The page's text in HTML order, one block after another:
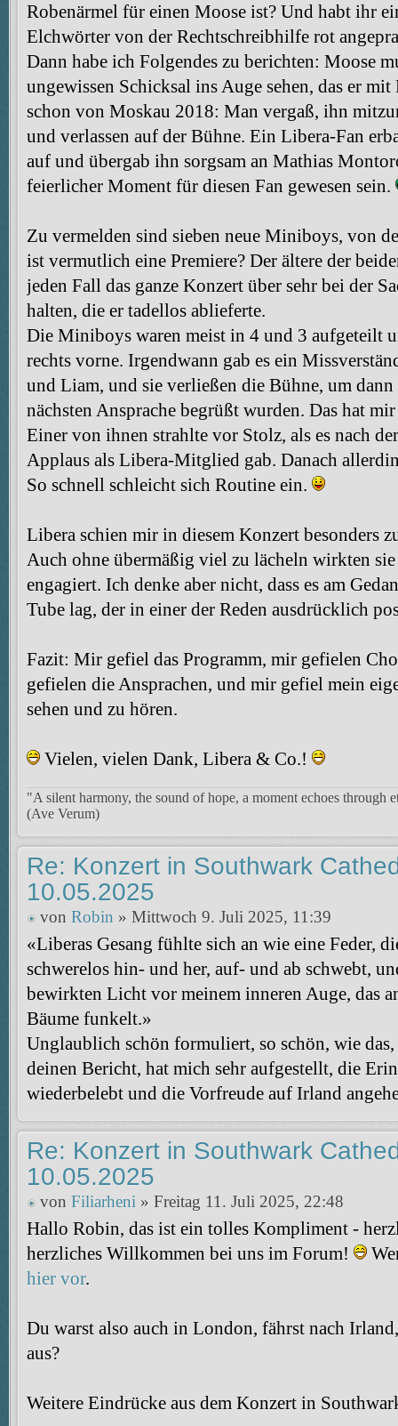
Robenärmel für einen Moose ist? Und habt ihr
Elchwörter von der Rechtschreibhilfe rot
Dann habe ich Folgendes zu berichten: Moose
ungewissen Schicksal ins Auge sehen, das er
schon von Moskau 2018: Man vergaß, ihn
und verlassen auf der Bühne. Ein Libera-Fan
auf und übergab ihn sorgsam an Mathias
feierlicher Moment für diesen Fan gewesen sein.
Zu vermelden sind sieben neue Miniboys, von
ist vermutlich eine Premiere? Der ältere der
jeden Fall das ganze Konzert über sehr bei der
halten, die er tadellos ablieferte.
Die Miniboys waren meist in 4 und 3 aufgeteilt
rechts vorne. Irgendwann gab es ein
und Liam, und sie verließen die Bühne, um dann
nächsten Ansprache begrüßt wurden. Das hat
Einer von ihnen strahlte vor Stolz, als es nach
Applaus als Libera-Mitglied gab. Danach
So schnell schleicht sich Routine ein.
Libera schien mir in diesem Konzert besonders
Auch ohne übermäßig viel zu lächeln wirkten
engagiert. Ich denke aber nicht, dass es am
Tube lag, der in einer der Reden ausdrücklich
Fazit: Mir gefiel das Programm, mir gefielen
gefielen die Ansprachen, und mir gefiel mein
sehen und zu hören.
Vielen, vielen Dank, Libera & Co.!
"A silent harmony, the sound of hope, a moment echoes through
(Ave Verum)
Re: Konzert in Southwark
10.05.2025
von Robin » Mittwoch 9. Juli 2025, 11:39
«Liberas Gesang fühlte sich an wie eine Feder,
schwerelos hin- und her, auf- und ab schwebt,
bewirkten Licht vor meinem inneren Auge, das
Bäume funkelt.»
Unglaublich schön formuliert, so schön, wie
deinen Bericht, hat mich sehr aufgestellt, die
wiederbelebt und die Vorfreude auf Irland
Re: Konzert in Southwark
10.05.2025
von Filiarheni » Freitag 11. Juli 2025, 22:48
Hallo Robin, das ist ein tolles Kompliment -
herzliches Willkommen bei uns im Forum!
hier vor.
Du warst also auch in London, fährst nach
aus?
Weitere Eindrücke aus dem Konzert in